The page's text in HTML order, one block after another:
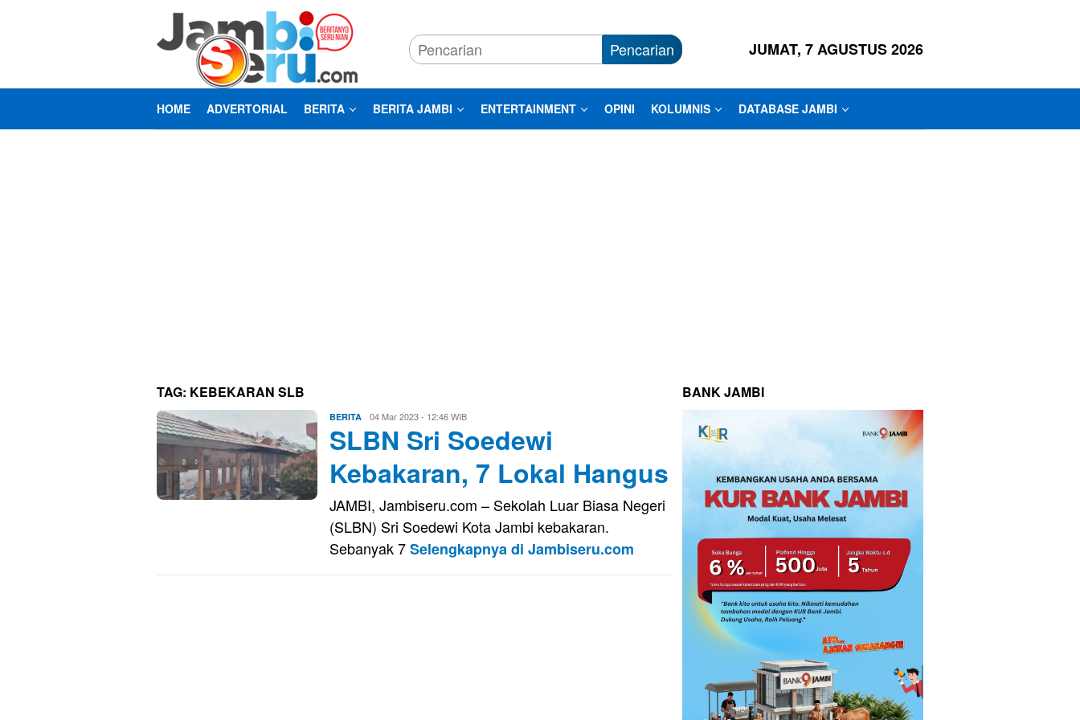
Pencarian JUMAT, 7 AGUSTUS 2026
HOME ADVERTORIAL BERITA BERITA JAMBI ENTERTAINMENT OPINI KOLUMNIS DATABASE JAMBI
TAG: KEBEKARAN SLB
BERITA Eri
Saputra
04 Mar 2023 - 12:46 WIB
SLBN Sri Soedewi
Kebakaran, 7 Lokal Hangus
JAMBI, Jambiseru.com – Sekolah Luar Biasa Negeri
(SLBN) Sri Soedewi Kota Jambi kebakaran.
Sebanyak 7Selengkapnya di Jambiseru.com
BANK JAMBI